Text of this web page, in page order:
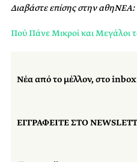
Διαβάστε επίσης στην αθηΝΕΑ:
Πού Πάνε Μικροί και Μεγάλοι
Νέα από το μέλλον, στο
ΕΓΓΡΑΦΕΙΤΕ ΣΤΟ